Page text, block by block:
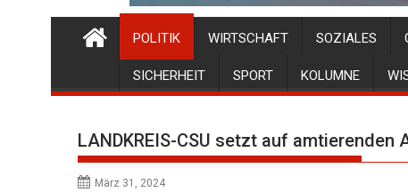
POLITIK WIRTSCHAFT SOZIALES
SICHERHEIT SPORT KOLUMNE
LANDKREIS-CSU setzt auf amtierenden
März 31, 2024